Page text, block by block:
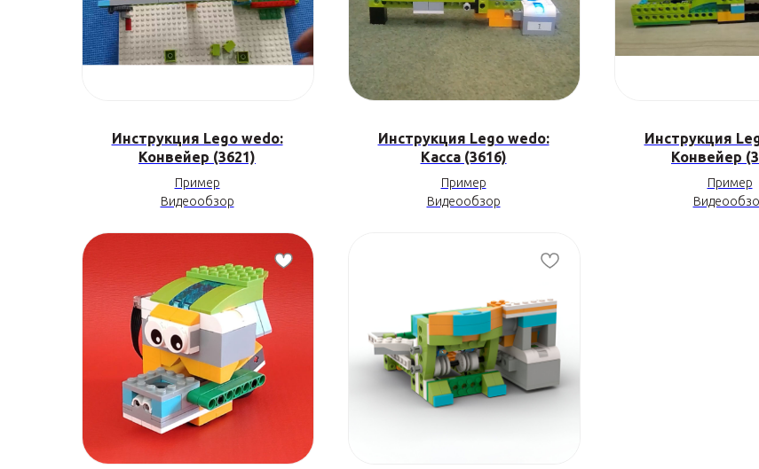
Инструкция Lego wedo:
Конвейер (3621)
Пример
Видеообзор
Инструкция Lego wedo:
Касса (3616)
Пример
Видеообзор
Инструкция
Конвейер
Пример